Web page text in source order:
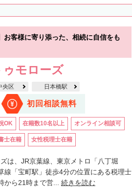
お客様に寄り添った、相続に自信をも
ゥモローズ
央区 日本橋駅
初回相談無料
OK 在籍数10名以上 オンライン相談可
士在籍 女性税理士在籍
は、JR京葉線、東京メトロ「八丁堀
線「宝町駅」徒歩4分の位置にある税理士
から21時まで営... 続きを読む